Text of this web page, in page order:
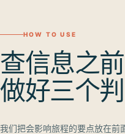
HOW TO USE
查信息之前
做好三个判
我们把会影响旅程的要点放在前